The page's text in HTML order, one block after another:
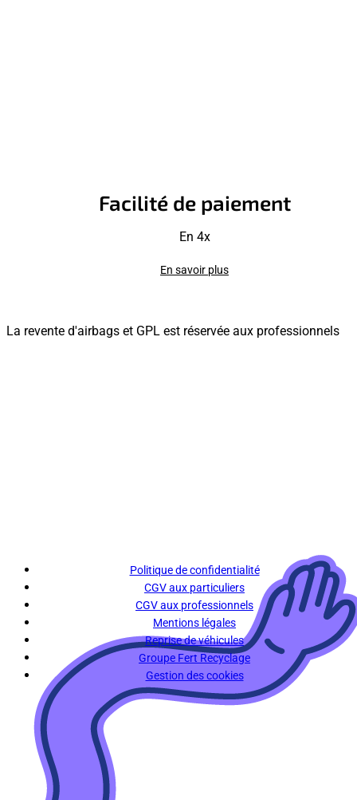
Facilité de paiement
En 4x
En savoir plus
La revente d'airbags et GPL est réservée aux professionnels
Politique de confidentialité
CGV aux particuliers
CGV aux professionnels
Mentions légales
Reprise de véhicules
Groupe Fert Recyclage
Gestion des cookies